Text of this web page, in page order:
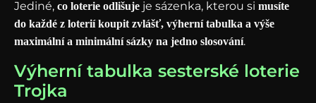
Jediné, co loterie odlišuje je sázenka, kterou si musíte
do každé z loterií koupit zvlášť, výherní tabulka a výše
maximální a minimální sázky na jedno slosování.
Výherní tabulka sesterské loterie
Trojka